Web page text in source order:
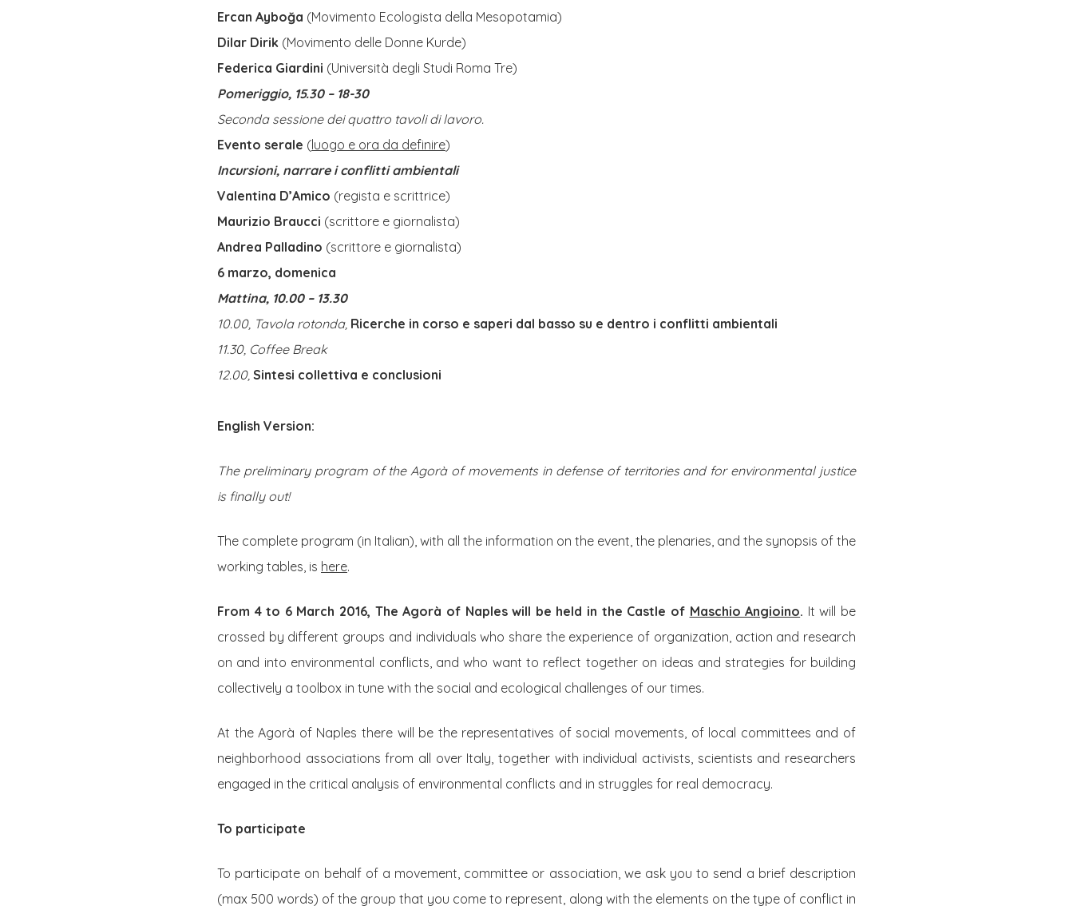
Ercan Ayboğa (Movimento Ecologista della Mesopotamia)
Dilar Dirik (Movimento delle Donne Kurde)
Federica Giardini (Università degli Studi Roma Tre)
Pomeriggio, 15.30 – 18-30
Seconda sessione dei quattro tavoli di lavoro.
Evento serale (luogo e ora da definire)
Incursioni, narrare i conflitti ambientali
Valentina D’Amico (regista e scrittrice)
Maurizio Braucci (scrittore e giornalista)
Andrea Palladino (scrittore e giornalista)
6 marzo, domenica
Mattina, 10.00 – 13.30
10.00, Tavola rotonda, Ricerche in corso e saperi dal basso su e dentro i conflitti ambientali
11.30, Coffee Break
12.00, Sintesi collettiva e conclusioni
English Version:
The preliminary program of the Agorà of movements in defense of territories and for environmental justice
is finally out!
The complete program (in Italian), with all the information on the event, the plenaries, and the synopsis of the
working tables, is here.
From 4 to 6 March 2016, The Agorà of Naples will be held in the Castle of Maschio Angioino. It will be
crossed by different groups and individuals who share the experience of organization, action and research
on and into environmental conflicts, and who want to reflect together on ideas and strategies for building
collectively a toolbox in tune with the social and ecological challenges of our times.
At the Agorà of Naples there will be the representatives of social movements, of local committees and of
neighborhood associations from all over Italy, together with individual activists, scientists and researchers
engaged in the critical analysis of environmental conflicts and in struggles for real democracy.
To participate
To participate on behalf of a movement, committee or association, we ask you to send a brief description
(max 500 words) of the group that you come to represent, along with the elements on the type of conflict in